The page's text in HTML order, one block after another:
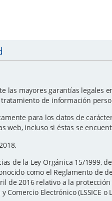
las mayores garantías
de información
para los datos de
web, incluso si éstas se
de la Ley Orgánica 15/1999,
como el Reglamento de
de 2016 relativo a la
Electrónico (LSSICE o